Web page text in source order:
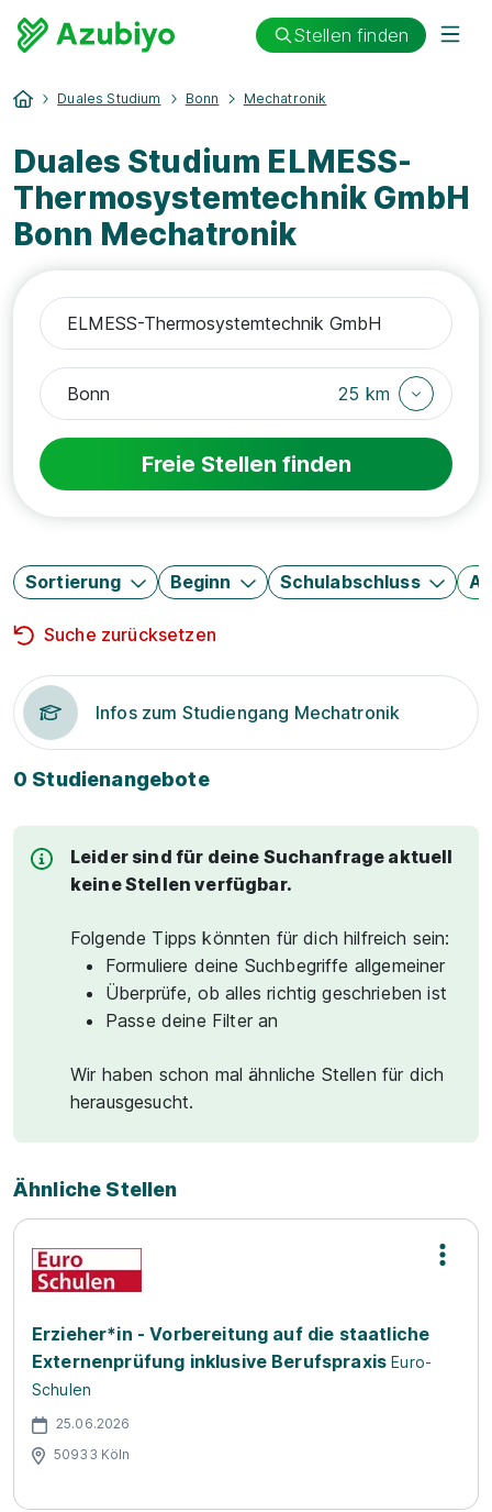
Stellen finden
Duales Studium Bonn Mechatronik
Duales Studium ELMESS-
Thermosystemtechnik GmbH
Bonn Mechatronik
25 km
Freie Stellen finden
Sortierung Beginn Schulabschluss
Suche zurücksetzen
Infos zum Studiengang Mechatronik
0 Studienangebote
Leider sind für deine Suchanfrage aktuell
keine Stellen verfügbar.
Folgende Tipps könnten für dich hilfreich sein:
Formuliere deine Suchbegriffe allgemeiner
Überprüfe, ob alles richtig geschrieben ist
Passe deine Filter an
Wir haben schon mal ähnliche Stellen für dich
herausgesucht.
Ähnliche Stellen
Erzieher*in - Vorbereitung auf die staatliche
Externenprüfung inklusive Berufspraxis Euro-
Schulen
25.06.2026
50933 Köln